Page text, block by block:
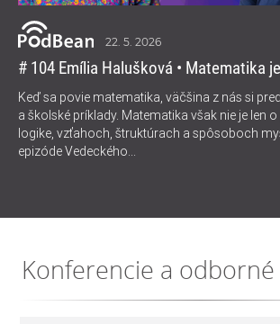
22. 5. 2026
# 104 Emília Halušková • Matematika
Keď sa povie matematika, väčšina z nás si
a školské príklady. Matematika však nie je len
logike, vzťahoch, štruktúrach a spôsoboch
epizóde Vedeckého...
Konferencie a